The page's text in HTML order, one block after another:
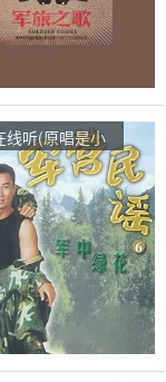
线听(原唱是小
休息中）演唱